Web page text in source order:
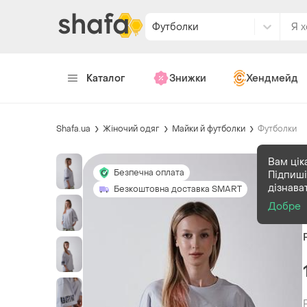
Футболки
Каталог Знижки Хендмейд
Shafa.ua Жіночий одяг Майки й футболки Футболки
Безпечна оплата
Безкоштовна доставка SMART
Вам
Добре